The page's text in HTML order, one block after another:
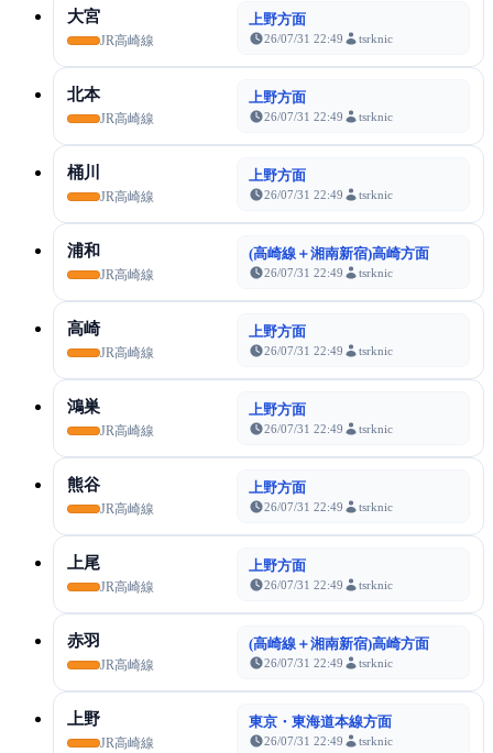
大宮
JR高崎線
上野方面
26/07/31 22:49 tsrknic
北本
JR高崎線
上野方面
26/07/31 22:49 tsrknic
桶川
JR高崎線
上野方面
26/07/31 22:49 tsrknic
浦和
JR高崎線
(高崎線＋湘南新宿)高崎方面
26/07/31 22:49 tsrknic
高崎
JR高崎線
上野方面
26/07/31 22:49 tsrknic
鴻巣
JR高崎線
上野方面
26/07/31 22:49 tsrknic
熊谷
JR高崎線
上野方面
26/07/31 22:49 tsrknic
上尾
JR高崎線
上野方面
26/07/31 22:49 tsrknic
赤羽
JR高崎線
(高崎線＋湘南新宿)高崎方面
26/07/31 22:49 tsrknic
上野
JR高崎線
東京・東海道本線方面
26/07/31 22:49 tsrknic